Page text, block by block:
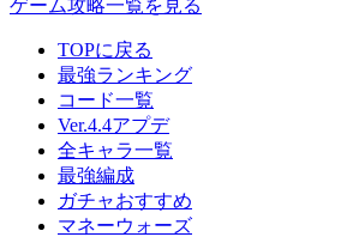
ゲーム攻略一覧を見る
TOPに戻る
最強ランキング
コード一覧
Ver.4.4アプデ
全キャラ一覧
最強編成
ガチャおすすめ
マネーウォーズ